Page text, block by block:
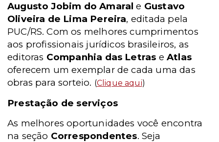
Augusto Jobim do Amarale Gustavo
Oliveira de Lima Pereira, editada pela
PUC/RS. Com os melhores cumprimentos
aos profissionais jurídicos brasileiros, as
editoras Companhia das Letras e Atlas
oferecem um exemplar de cada uma das
obras para sorteio. (Clique aqui)
Prestação de serviços
As melhores oportunidades você encontra
na seção Correspondentes. Seja